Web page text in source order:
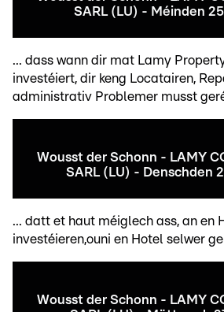
SARL (LU) - Méinden
... dass wann dir mat Lamy
investéiert, dir keng Locatairen,
administrativ Problemer musst
Wousst der Schonn - LAMY
SARL (LU) - Denschden
... datt et haut méiglech ass, an en
investéieren,ouni en Hotel selwer
Wousst der Schonn - LAMY